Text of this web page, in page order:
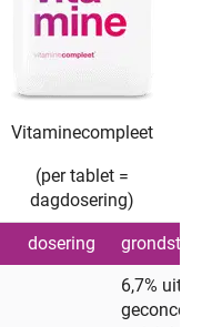
Vitaminecompleet
(per tablet =
dagdosering)
dosering grondstof
6,7% uit